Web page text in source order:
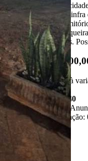
Chácara a venda na
residencial com toda
agua, etc) São 5
de laser com
a pena conferir!!! obs.
R$
*Valor sujeito à
anunciante.
Código:482140
Referência do
Última atualização:
Anunciante